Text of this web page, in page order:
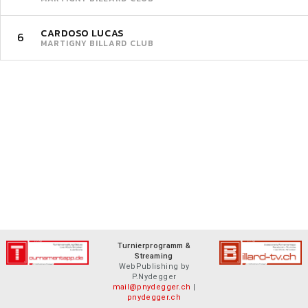
6 CARDOSO LUCAS
MARTIGNY BILLARD CLUB
Turnierprogramm &
Streaming
WebPublishing by
P.Nydegger
mail@pnydegger.ch |
pnydegger.ch